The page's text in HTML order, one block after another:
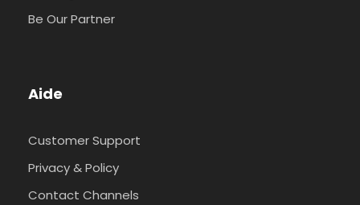
Be Our Partner
Aide
Customer Support
Privacy & Policy
Contact Channels